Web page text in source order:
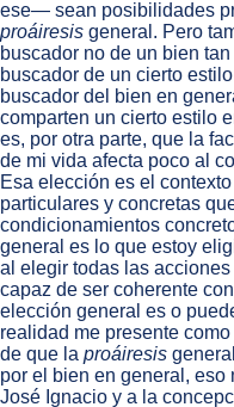
ese— sean posibilidades
proáiresis general. Pero
buscador no de un bien
buscador de un cierto
buscador del bien en
comparten un cierto estilo
es, por otra parte, que la
de mi vida afecta poco al
Esa elección es el
particulares y concretas
condicionamientos
general es lo que estoy
al elegir todas las
capaz de ser coherente
elección general es o
realidad me presente
de que la proáiresis
por el bien en general,
José Ignacio y a la